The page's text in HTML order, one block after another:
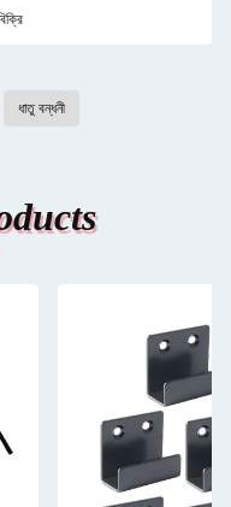
ধাতু বন্ধনী